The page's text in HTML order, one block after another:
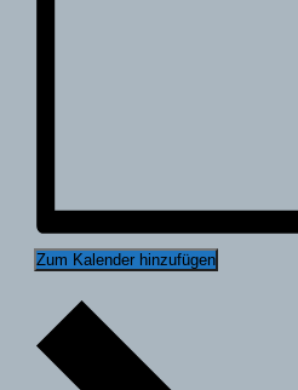
Zum Kalender hinzufügen